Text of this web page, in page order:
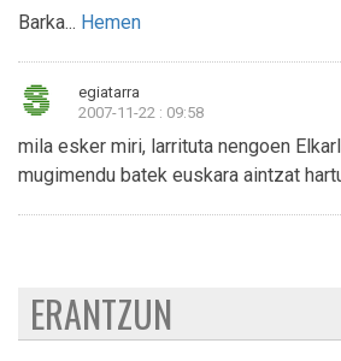
Barka... Hemen
egiatarra
2007-11-22 : 09:58
mila esker miri, larrituta nengoen
mugimendu batek euskara aintzat
ERANTZUN